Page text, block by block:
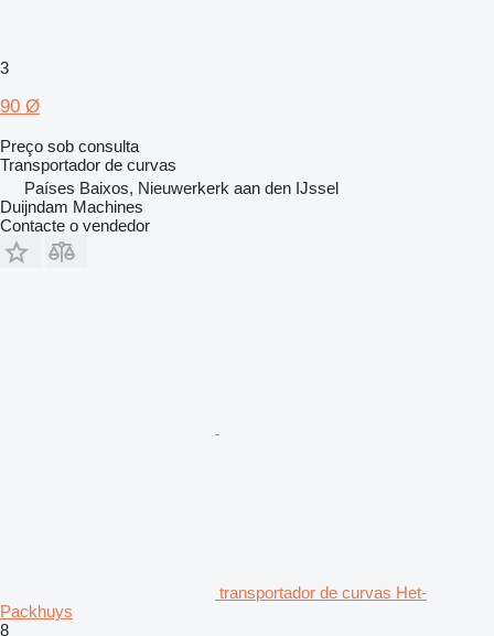
3
90 Ø
Preço sob consulta
Transportador de curvas
Países Baixos, Nieuwerkerk aan den IJssel
Duijndam Machines
Contacte o vendedor
transportador de curvas Het-
Packhuys
8